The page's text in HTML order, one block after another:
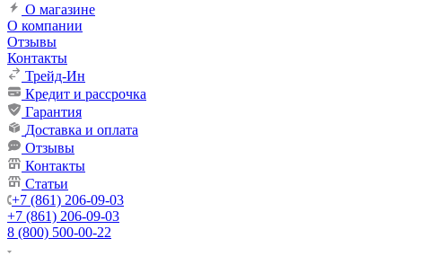
О магазине
О компании
Отзывы
Контакты
Трейд-Ин
Кредит и рассрочка
Гарантия
Доставка и оплата
Отзывы
Контакты
Статьи
+7 (861) 206-09-03
+7 (861) 206-09-03
8 (800) 500-00-22